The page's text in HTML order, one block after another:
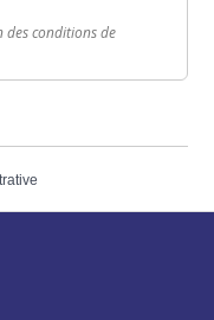
conditions de